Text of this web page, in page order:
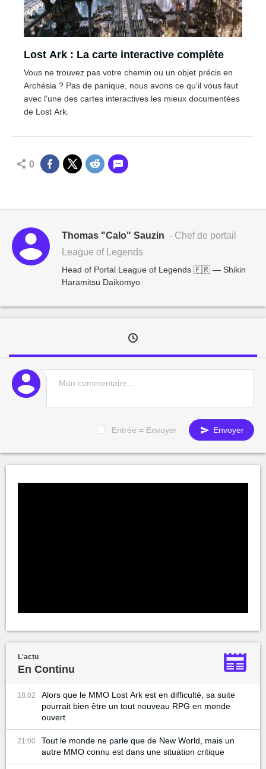
Lost Ark : La carte interactive complète
Vous ne trouvez pas votre chemin ou un objet précis en
Archésia ? Pas de panique, nous avons ce qu'il vous faut
avec l'une des cartes interactives les mieux documentées
de Lost Ark.
0
Thomas "Calo" Sauzin - Chef de portail
League of Legends
Head of Portal League of Legends 🇫🇷 — Shikin
Haramitsu Daikomyo
Entrée = Envoyer Envoyer
L'actu
En Continu
18:02
Alors que le MMO Lost Ark est en difficulté, sa suite
pourrait bien être un tout nouveau RPG en monde
ouvert
21:00
Tout le monde ne parle que de New World, mais un
autre MMO connu est dans une situation critique